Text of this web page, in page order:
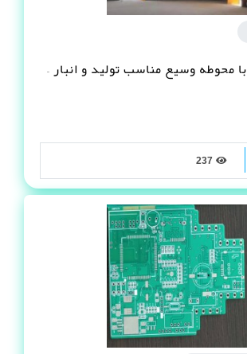
محوطه وسیع مناسب تولید و انبار –